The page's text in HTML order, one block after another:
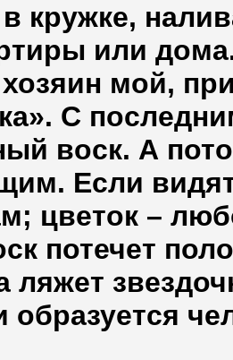
кружке,
или
мой,
С
воск. А
Если
цветок –
потечет
ляжет
образуется